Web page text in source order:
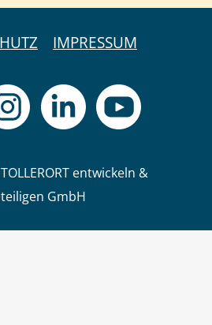
IMPRESSUM
entwickeln &
GmbH